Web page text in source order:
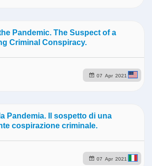
Pandemic. The Suspect of a
Criminal Conspiracy.
07 Apr 2021
Pandemia. Il sospetto di una
cospirazione criminale.
07 Apr 2021